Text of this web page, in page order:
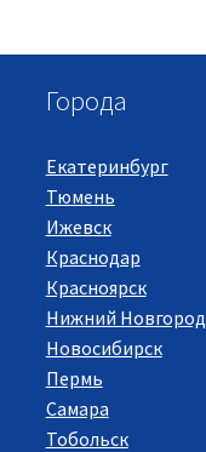
Города
Екатеринбург
Тюмень
Ижевск
Краснодар
Красноярск
Нижний Новгород
Новосибирск
Пермь
Самара
Тобольск